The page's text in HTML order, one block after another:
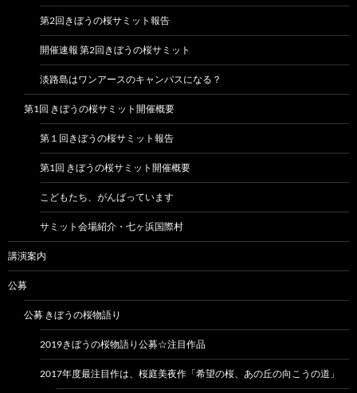
第2回きぼうの桜サミット報告
開催速報 第2回きぼうの桜サミット
淡路島はワンアースのキャンパスになる？
第1回 きぼうの桜サミット開催概要
第１回きぼうの桜サミット報告
第1回 きぼうの桜サミット開催概要
こどもたち、がんばっています
サミット会場紹介・七ヶ浜国際村
講演案内
公募
公募 きぼうの桜物語り
2019きぼうの桜物語り公募☆注目作品
2017年度最注目作は、桜庭美夜作「希望の桜、あの丘の向こうの道」